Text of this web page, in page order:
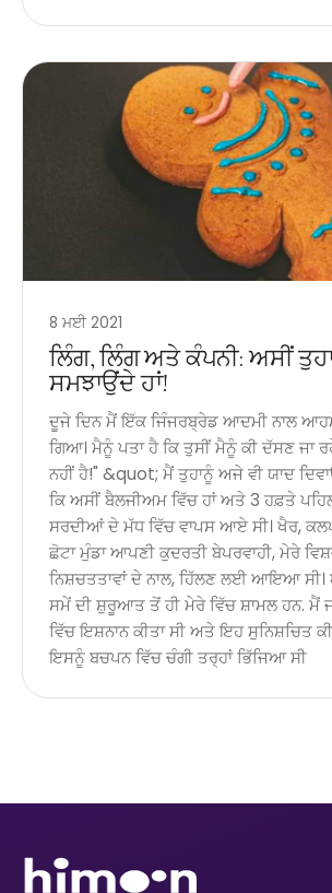
8 ਮਈ 2021
ਲਿੰਗ, ਲਿੰਗ ਅਤੇ ਕੰਪਨੀ: ਅਸੀਂ
ਸਮਝਾਉਂਦੇ ਹਾਂ!
ਦੂਜੇ ਦਿਨ ਮੈਂ ਇੱਕ ਜਿੰਜਰਬ੍ਰੇਡ ਆਦਮੀ ਨਾਲ
ਗਿਆ। ਮੈਨੂੰ ਪਤਾ ਹੈ ਕਿ ਤੁਸੀਂ ਮੈਨੂੰ ਕੀ ਦੱਸਣ ਜਾ
ਨਹੀਂ ਹੈ!" &quot; ਮੈਂ ਤੁਹਾਨੂੰ ਅਜੇ ਵੀ ਯਾਦ
ਕਿ ਅਸੀਂ ਬੈਲਜੀਅਮ ਵਿੱਚ ਹਾਂ ਅਤੇ 3 ਹਫ਼ਤੇ
ਸਰਦੀਆਂ ਦੇ ਮੱਧ ਵਿੱਚ ਵਾਪਸ ਆਏ ਸੀ। ਖੈਰ,
ਛੋਟਾ ਮੁੰਡਾ ਆਪਣੀ ਕੁਦਰਤੀ ਬੇਪਰਵਾਹੀ, ਮੇਰੇ
ਨਿਸ਼ਚਤਤਾਵਾਂ ਦੇ ਨਾਲ, ਹਿੱਲਣ ਲਈ ਆਇਆ ਸੀ।
ਸਮੇਂ ਦੀ ਸ਼ੁਰੂਆਤ ਤੋਂ ਹੀ ਮੇਰੇ ਵਿੱਚ ਸ਼ਾਮਲ ਹਨ. ਮੈਂ
ਵਿੱਚ ਇਸ਼ਨਾਨ ਕੀਤਾ ਸੀ ਅਤੇ ਇਹ ਸੁਨਿਸ਼ਚਿਤ
ਇਸਨੂੰ ਬਚਪਨ ਵਿੱਚ ਚੰਗੀ ਤਰ੍ਹਾਂ ਭਿੱਜਿਆ ਸੀ